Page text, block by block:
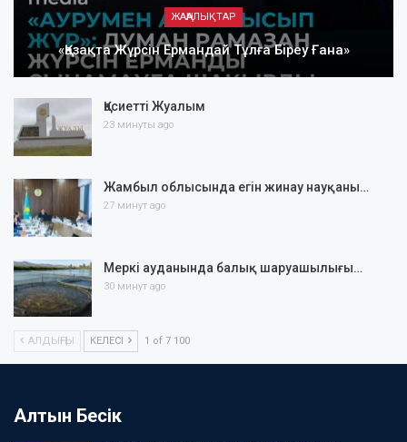
ЖАҢАЛЫҚТАР
«Қазақта Жүрсін Ермандай Тұлға Біреу Ғана»
Қасиетті Жуалым
23 минуты ago
Жамбыл облысында егін жинау науқаны…
27 минут ago
Меркі ауданында балық шаруашылығы…
30 минут ago
АЛДЫҢҒЫ КЕЛЕСІ 1 of 7 100
Алтын Бесік